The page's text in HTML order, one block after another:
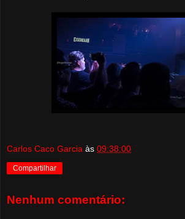
Carlos Caco Garcia às 09:38:00
Compartilhar
Nenhum comentário: